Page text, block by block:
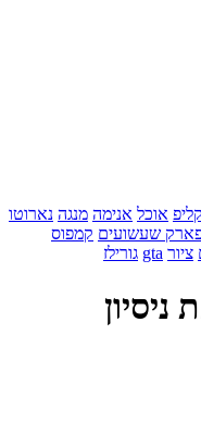
קליפ אוכל אנימה מנגה נארוטו
שעשועים קמפוס
ציור gta גורילז